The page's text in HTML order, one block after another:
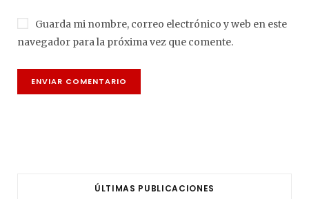
Guarda mi nombre, correo electrónico y web en este
navegador para la próxima vez que comente.
ÚLTIMAS PUBLICACIONES